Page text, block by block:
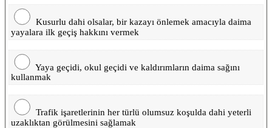
Kusurlu dahi olsalar, bir kazayı önlemek amacıyla daima
yayalara ilk geçiş hakkını vermek
Yaya geçidi, okul geçidi ve kaldırımların daima sağını
kullanmak
Trafik işaretlerinin her türlü olumsuz koşulda dahi yeterli
uzaklıktan görülmesini sağlamak